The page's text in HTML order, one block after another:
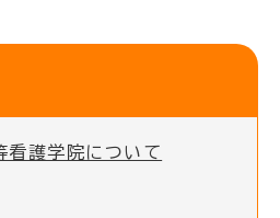
看護学院について